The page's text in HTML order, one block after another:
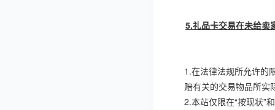
5.礼品卡交易在未给卖
1.在法律法规所允许的
赔有关的交易物品所实
2.本站仅限在“按现状”